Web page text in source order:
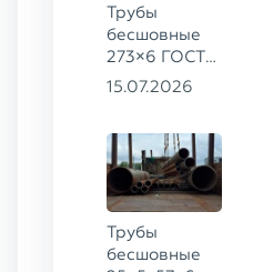
Трубы
бесшовные
273×6 ГОСТ
8732-78
15.07.2026
Трубы
бесшовные